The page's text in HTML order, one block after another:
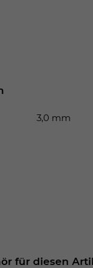
3,0 mm
für diesen